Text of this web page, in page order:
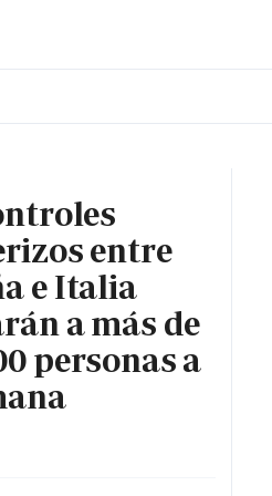
entre
e Italia
a más de
personas a